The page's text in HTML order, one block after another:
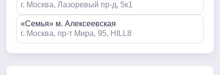
г. Москва, Лазоревый пр-д, 5к1
«Семья» м. Алексеевская
г. Москва, пр-т Мира, 95, HILL8